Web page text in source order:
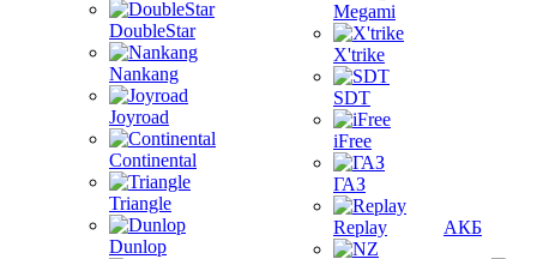
DoubleStar
Nankang
Joyroad
Continental
Triangle
Dunlop
Megami
X'trike
SDT
iFree
ГАЗ
Replay АКБ